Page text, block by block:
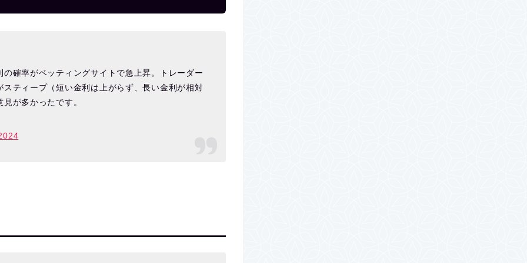
確率がベッティングサイトで急上昇。トレーダー
ティープ（短い金利は上がらず、長い金利が相対
が多かったです。